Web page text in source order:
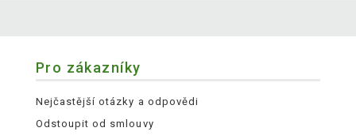
Pro zákazníky
Nejčastější otázky a odpovědi
Odstoupit od smlouvy